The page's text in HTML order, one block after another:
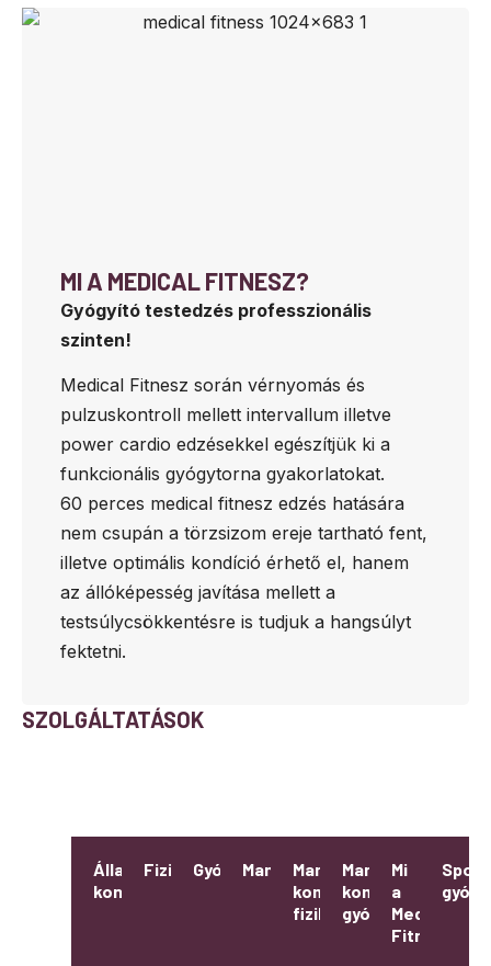
MI A MEDICAL FITNESZ?
Gyógyító testedzés professzionális
szinten!
Medical Fitnesz során vérnyomás és
pulzuskontroll mellett intervallum illetve
power cardio edzésekkel egészítjük ki a
funkcionális gyógytorna gyakorlatokat.
60 perces medical fitnesz edzés hatására
nem csupán a törzsizom ereje tartható fent,
illetve optimális kondíció érhető el, hanem
az állóképesség javítása mellett a
testsúlycsökkentésre is tudjuk a hangsúlyt
fektetni.
SZOLGÁLTATÁSOK
Állapotfelmérés,
konzultáció
Fizikoterápia
GyógytornaManuálterápia
Manuálterápiával
kombinált
fizikoterápia
Manuálterápiával
kombinált
gyógytorna
Mi
a
Medical
Fitnesz?